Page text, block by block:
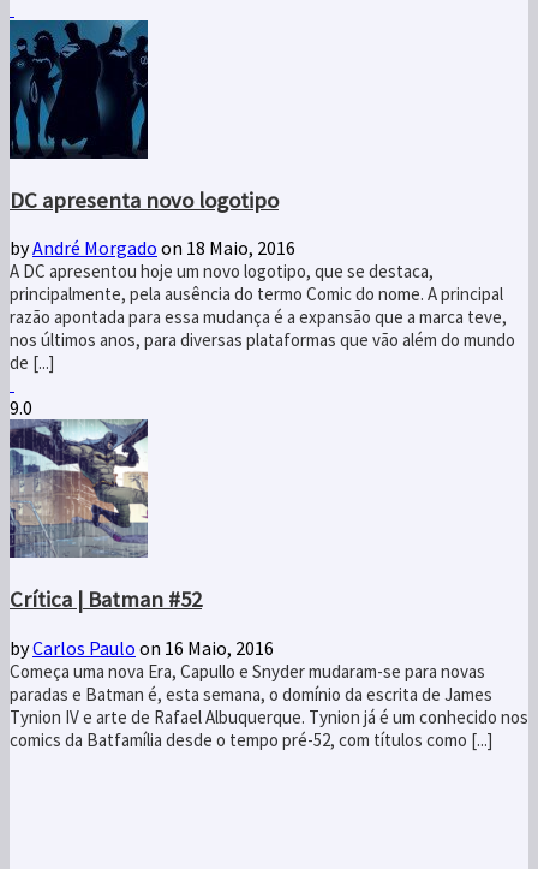
DC apresenta novo logotipo
byAndré Morgado on 18 Maio, 2016
A DC apresentou hoje um novo logotipo, que se destaca,
principalmente, pela ausência do termo Comic do nome. A principal
razão apontada para essa mudança é a expansão que a marca teve,
nos últimos anos, para diversas plataformas que vão além do mundo
de [...]
9.0
Crítica | Batman #52
byCarlos Paulo on 16 Maio, 2016
Começa uma nova Era, Capullo e Snyder mudaram-se para novas
paradas e Batman é, esta semana, o domínio da escrita de James
Tynion IV e arte de Rafael Albuquerque. Tynion já é um conhecido nos
comics da Batfamília desde o tempo pré-52, com títulos como [...]